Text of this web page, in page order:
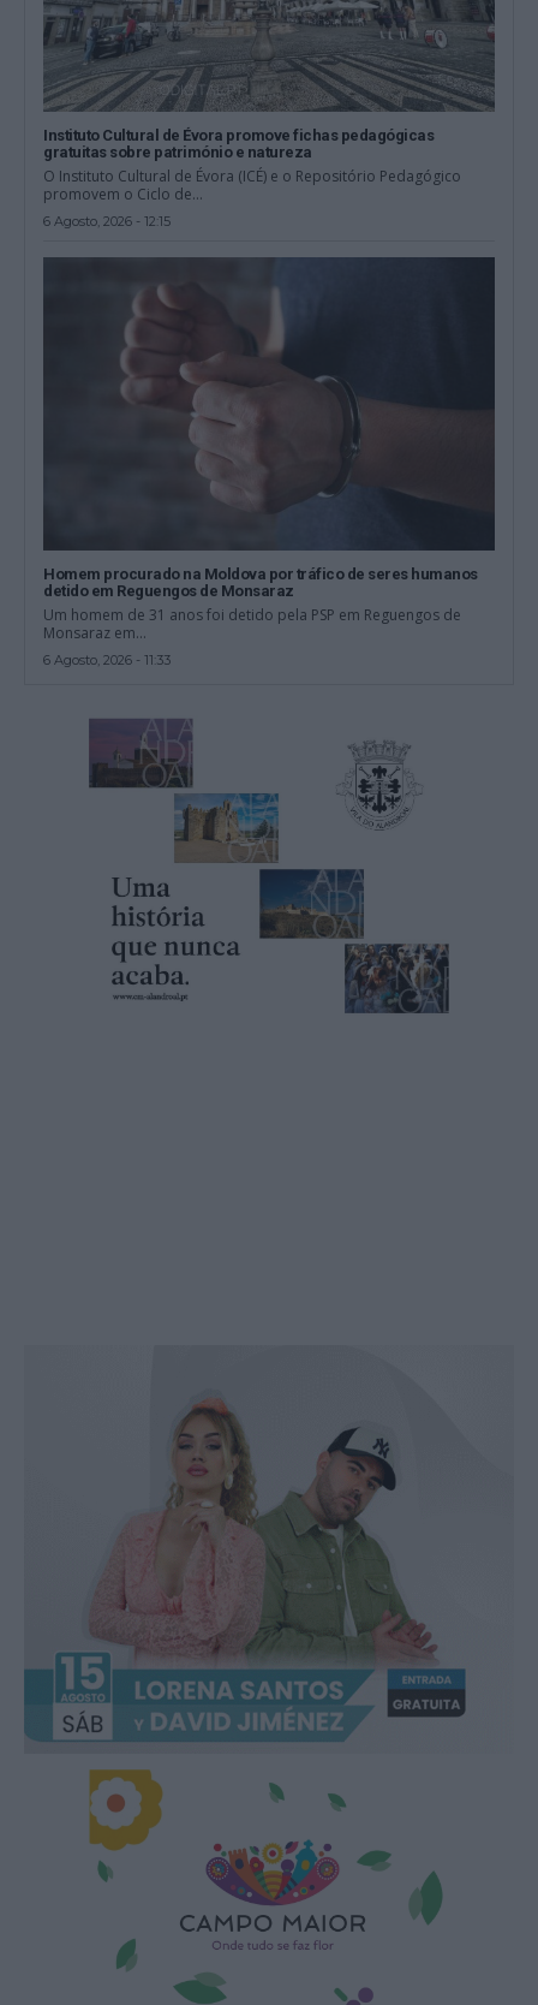
Instituto Cultural de Évora promove fichas pedagógicas
gratuitas sobre património e natureza
O Instituto Cultural de Évora (ICÉ) e o Repositório Pedagógico
promovem o Ciclo de...
6 Agosto, 2026 - 12:15
Homem procurado na Moldova por tráfico de seres humanos
detido em Reguengos de Monsaraz
Um homem de 31 anos foi detido pela PSP em Reguengos de
Monsaraz em...
6 Agosto, 2026 - 11:33